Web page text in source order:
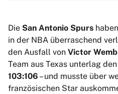
Die San Antonio Spurs
in der NBA überraschend
den Ausfall von Victor
Team aus Texas unterlag den
103:106 – und musste über
französischen Star